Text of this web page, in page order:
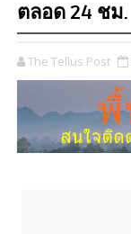
ตลอด 24 ชม.
The Tellus Post